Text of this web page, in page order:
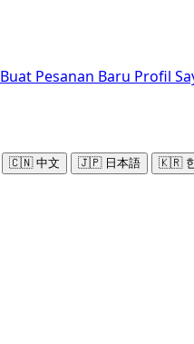
Buat Pesanan Baru Profil
🇨🇳 中文 🇯🇵 日本語 🇰🇷